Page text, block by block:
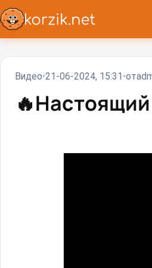
Видео 21-06-2024, 15:31 от
🔥Настоящий